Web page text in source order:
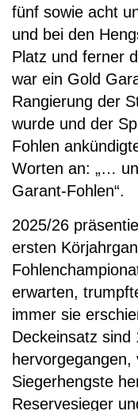
fünf sowie acht
und bei den
Platz und ferner
war ein Gold
Rangierung der
wurde und der
Fohlen
Worten an: „…
Garant-Fohlen“.
2025/26
ersten
erwarten,
immer sie
Deckeinsatz sind
hervorgegangen,
Siegerhengste
Reservesieger